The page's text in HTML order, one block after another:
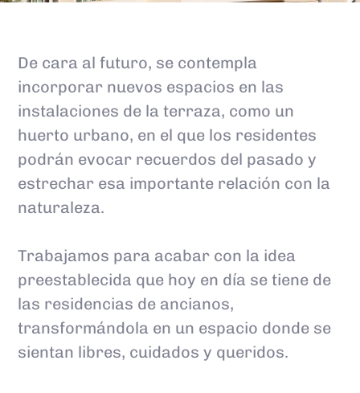
De cara al futuro, se contempla
incorporar nuevos espacios en las
instalaciones de la terraza, como un
huerto urbano, en el que los residentes
podrán evocar recuerdos del pasado y
estrechar esa importante relación con la
naturaleza.
Trabajamos para acabar con la idea
preestablecida que hoy en día se tiene de
las residencias de ancianos,
transformándola en un espacio donde se
sientan libres, cuidados y queridos.